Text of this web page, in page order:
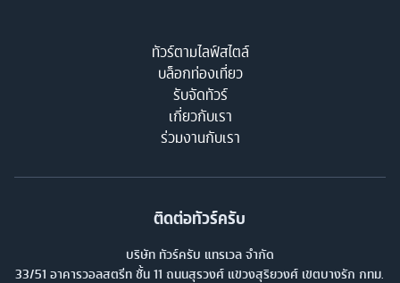
ทัวร์ตามไลฟ์สไตล์
บล็อกท่องเที่ยว
รับจัดทัวร์
เกี่ยวกับเรา
ร่วมงานกับเรา
ติดต่อทัวร์ครับ
บริษัท ทัวร์ครับ แทรเวล จำกัด
33/51 อาคารวอลสตรีท ชั้น 11 ถนนสุรวงศ์ แขวงสุริยวงศ์ เขตบางรัก กทม.